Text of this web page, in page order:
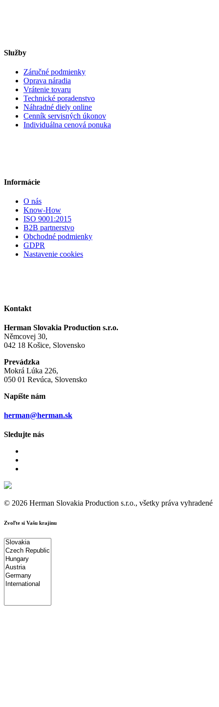
Služby
Záručné podmienky
Oprava náradia
Vrátenie tovaru
Technické poradenstvo
Náhradné diely online
Cenník servisných úkonov
Individuálna cenová ponuka
Informácie
O nás
Know-How
ISO 9001:2015
B2B partnerstvo
Obchodné podmienky
GDPR
Nastavenie cookies
Kontakt
Herman Slovakia Production s.r.o.
Němcovej 30,
042 18 Košice, Slovensko
Prevádzka
Mokrá Lúka 226,
050 01 Revúca, Slovensko
Napíšte nám
herman@herman.sk
Sledujte nás
© 2026 Herman Slovakia Production s.r.o., všetky práva vyhradené
Zvoľte si Vašu krajinu